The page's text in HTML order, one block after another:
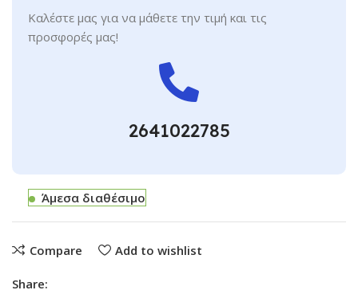
Καλέστε μας για να μάθετε την τιμή και τις
προσφορές μας!
2641022785
Άμεσα διαθέσιμο
Compare Add to wishlist
Share: